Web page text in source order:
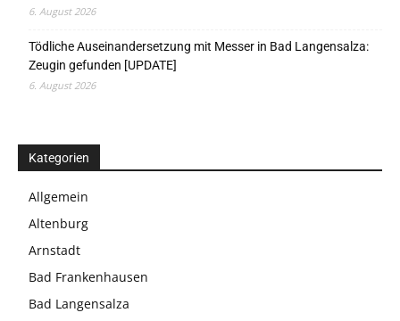
6. August 2026
Tödliche Auseinandersetzung mit Messer in Bad Langensalza:
Zeugin gefunden [UPDATE]
6. August 2026
Kategorien
Allgemein
Altenburg
Arnstadt
Bad Frankenhausen
Bad Langensalza